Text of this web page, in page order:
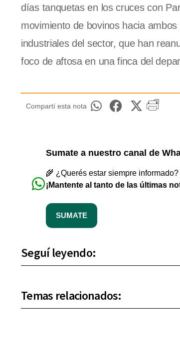
días tanquetas en los cruces con
movimiento de bovinos hacia
industriales del sector, que han
foco de aftosa en una finca del
Compartí esta nota
Sumate a nuestro canal de
🌾 ¿Querés estar siempre
¡Mantente al tanto de las últimas
SUMATE
Seguí leyendo:
Temas relacionados: